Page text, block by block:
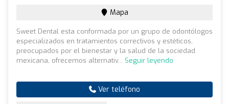
Mapa
Sweet Dental esta conformada por un grupo de odontólogos
especializados en tratamientos correctivos y estéticos,
preocupados por el bienestar y la salud de la sociedad
mexicana, ofrecemos alternativ... Seguir leyendo
Ver teléfono